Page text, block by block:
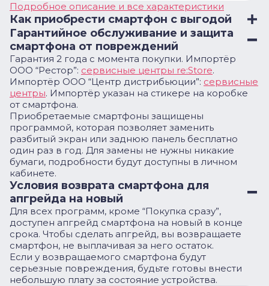
Подробное описание и все характеристики
Как приобрести смартфон с выгодой
Гарантийное обслуживание и защита
смартфона от повреждений
Гарантия 2 года с момента покупки. Импортёр
ООО “Рестор”: сервисные центры re:Store.
Импортёр ООО “Центр дистрибьюции”: сервисные
центры. Импортёр указан на стикере на коробке
от смартфона.
Приобретаемые смартфоны защищены
программой, которая позволяет заменить
разбитый экран или заднюю панель бесплатно
один раз в год. Для замены не нужны никакие
бумаги, подробности будут доступны в личном
кабинете.
Условия возврата смартфона для
апгрейда на новый
Для всех программ, кроме “Покупка сразу”,
доступен апгрейд смартфона на новый в конце
срока. Чтобы сделать апгрейд, вы возвращаете
смартфон, не выплачивая за него остаток.
Если у возвращаемого смартфона будут
серьезные повреждения, будьте готовы внести
небольшую плату за состояние устройства.